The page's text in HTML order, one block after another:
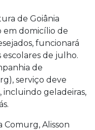
de Goiânia
em domicílio de
funcionará
de julho.
de
serviço deve
incluindo geladeiras,
Comurg, Alisson